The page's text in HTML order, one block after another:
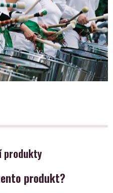
produkty
produkt?